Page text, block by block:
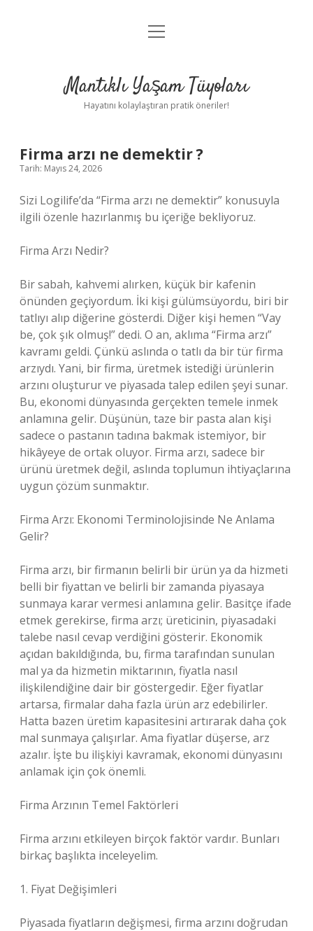
Anasayfa
Yasal Uyarı
menüyü
Mantıklı Yaşam Tüyoları
Hayatını kolaylaştıran pratik öneriler!
Firma arzı ne demektir ?
Tarih: Mayıs 24, 2026
Sizi Logilife’da “Firma arzı ne demektir” konusuyla
ilgili özenle hazırlanmış bu içeriğe bekliyoruz.
Firma Arzı Nedir?
Bir sabah, kahvemi alırken, küçük bir kafenin
önünden geçiyordum. İki kişi gülümsüyordu, biri bir
tatlıyı alıp diğerine gösterdi. Diğer kişi hemen “Vay
be, çok şık olmuş!” dedi. O an, aklıma “Firma arzı”
kavramı geldi. Çünkü aslında o tatlı da bir tür firma
arzıydı. Yani, bir firma, üretmek istediği ürünlerin
arzını oluşturur ve piyasada talep edilen şeyi sunar.
Bu, ekonomi dünyasında gerçekten temele inmek
anlamına gelir. Düşünün, taze bir pasta alan kişi
sadece o pastanın tadına bakmak istemiyor, bir
hikâyeye de ortak oluyor. Firma arzı, sadece bir
ürünü üretmek değil, aslında toplumun ihtiyaçlarına
uygun çözüm sunmaktır.
Firma Arzı: Ekonomi Terminolojisinde Ne Anlama
Gelir?
Firma arzı, bir firmanın belirli bir ürün ya da hizmeti
belli bir fiyattan ve belirli bir zamanda piyasaya
sunmaya karar vermesi anlamına gelir. Basitçe ifade
etmek gerekirse, firma arzı; üreticinin, piyasadaki
talebe nasıl cevap verdiğini gösterir. Ekonomik
açıdan bakıldığında, bu, firma tarafından sunulan
mal ya da hizmetin miktarının, fiyatla nasıl
ilişkilendiğine dair bir göstergedir. Eğer fiyatlar
artarsa, firmalar daha fazla ürün arz edebilirler.
Hatta bazen üretim kapasitesini artırarak daha çok
mal sunmaya çalışırlar. Ama fiyatlar düşerse, arz
azalır. İşte bu ilişkiyi kavramak, ekonomi dünyasını
anlamak için çok önemli.
Firma Arzının Temel Faktörleri
Firma arzını etkileyen birçok faktör vardır. Bunları
birkaç başlıkta inceleyelim.
1. Fiyat Değişimleri
Piyasada fiyatların değişmesi, firma arzını doğrudan